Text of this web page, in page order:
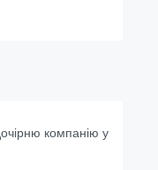
компанію у